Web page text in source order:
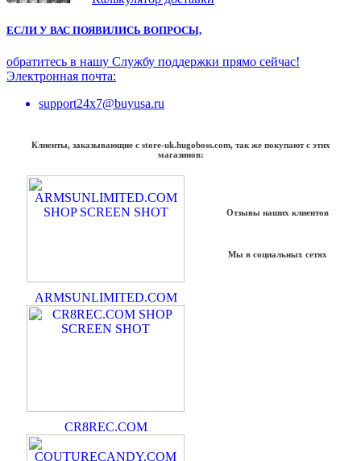
ЕСЛИ У ВАС ПОЯВИЛИСЬ ВОПРОСЫ,
обратитесь в нашу Службу поддержки прямо сейчас!
Электронная почта:
support24x7@buyusa.ru
Клиенты, заказывающие с store-uk.hugoboss.com, так же покупают с этих
магазинов:
ARMSUNLIMITED.COM
CR8REC.COM
Отзывы наших клиентов
Мы в социальных сетях